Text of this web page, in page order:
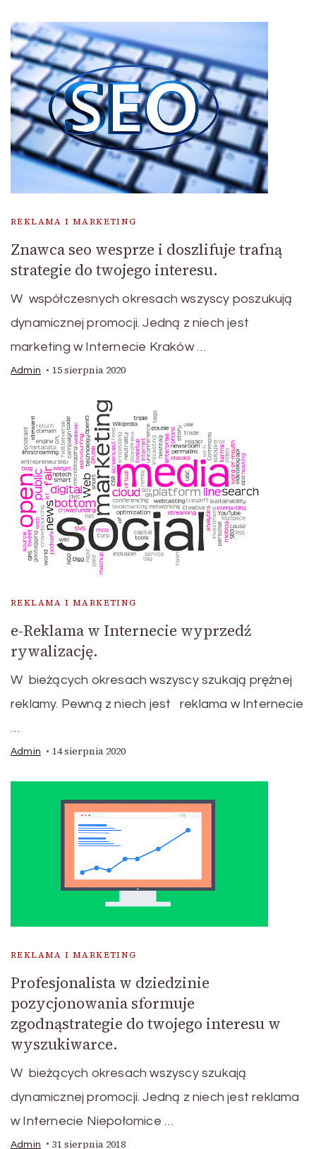
REKLAMA I MARKETING
Znawca seo wesprze i doszlifuje trafną
strategie do twojego interesu.
W współczesnych okresach wszyscy poszukują
dynamicznej promocji. Jedną z niech jest
marketing w Internecie Kraków …
Admin 15 sierpnia 2020
REKLAMA I MARKETING
e-Reklama w Internecie wyprzedź
rywalizację.
W bieżących okresach wszyscy szukają prężnej
reklamy. Pewną z niech jest reklama w Internecie
…
Admin 14 sierpnia 2020
REKLAMA I MARKETING
Profesjonalista w dziedzinie
pozycjonowania sformuje
zgodnąstrategie do twojego interesu w
wyszukiwarce.
W bieżących okresach wszyscy szukają
dynamicznej promocji. Jedną z niech jest reklama
w Internecie Niepołomice …
Admin 31 sierpnia 2018